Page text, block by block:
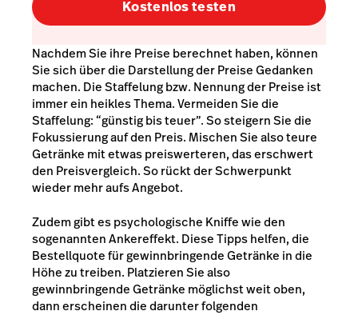
Kostenlos testen
Nachdem Sie ihre Preise berechnet haben, können
Sie sich über die Darstellung der Preise Gedanken
machen. Die Staffelung bzw. Nennung der Preise ist
immer ein heikles Thema. Vermeiden Sie die
Staffelung: “günstig bis teuer”. So steigern Sie die
Fokussierung auf den Preis. Mischen Sie also teure
Getränke mit etwas preiswerteren, das erschwert
den Preisvergleich. So rückt der Schwerpunkt
wieder mehr aufs Angebot.
Zudem gibt es psychologische Kniffe wie den
sogenannten Ankereffekt. Diese Tipps helfen, die
Bestellquote für gewinnbringende Getränke in die
Höhe zu treiben. Platzieren Sie also
gewinnbringende Getränke möglichst weit oben,
dann erscheinen die darunter folgenden